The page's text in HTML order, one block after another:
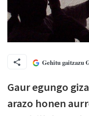
Gehitu gaitzazu
Gaur egungo
arazo honen